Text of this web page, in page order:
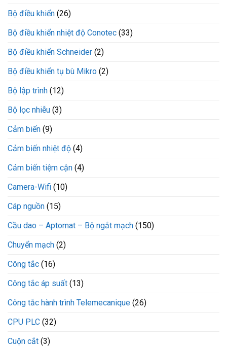
Bộ điều khiển (26)
Bộ điều khiển nhiệt độ Conotec (33)
Bộ điều khiển Schneider (2)
Bộ điều khiển tụ bù Mikro (2)
Bộ lập trình (12)
Bộ lọc nhiễu (3)
Cảm biến (9)
Cảm biến nhiệt độ (4)
Cảm biến tiệm cận (4)
Camera-Wifi (10)
Cáp nguồn (15)
Cầu dao – Aptomat – Bộ ngắt mạch (150)
Chuyển mạch (2)
Công tắc (16)
Công tắc áp suất (13)
Công tắc hành trình Telemecanique (26)
CPU PLC (32)
Cuộn cắt (3)